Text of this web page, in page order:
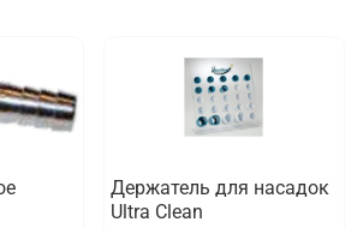
Держатель для насадок
Ultra Clean